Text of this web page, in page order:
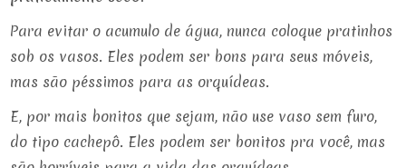
Para evitar o acumulo de água, nunca coloque pratinhos
sob os vasos. Eles podem ser bons para seus móveis,
mas são péssimos para as orquídeas.
E, por mais bonitos que sejam, não use vaso sem furo,
do tipo cachepô. Eles podem ser bonitos pra você, mas